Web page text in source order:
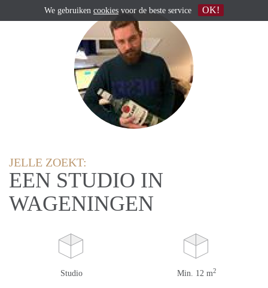
JELLE ZOEKT:
EEN STUDIO IN
WAGENINGEN
Studio Min. 12 m2
We gebruiken cookies voor de beste service OK!